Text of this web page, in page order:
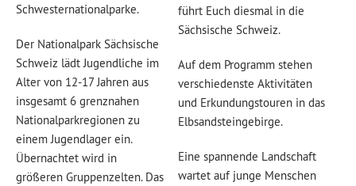
Schwesternationalparke.
Der Nationalpark Sächsische
Schweiz lädt Jugendliche im
Alter von 12-17 Jahren aus
insgesamt 6 grenznahen
Nationalparkregionen zu
einem Jugendlager ein.
Übernachtet wird in
größeren Gruppenzelten. Das
führt Euch diesmal in die
Sächsische Schweiz.
Auf dem Programm stehen
verschiedenste Aktivitäten
und Erkundungstouren in das
Elbsandsteingebirge.
Eine spannende Landschaft
wartet auf junge Menschen